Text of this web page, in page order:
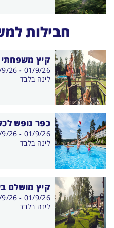
חבילות
קיץ משפחתי
בין
התאריכים,
01/9/26
-
26
לינה בלבד
כפר נופש
בין
התאריכים,
01/9/26
-
26
לינה בלבד
קיץ מושלם
בין
התאריכים,
01/9/26
-
26
לינה בלבד